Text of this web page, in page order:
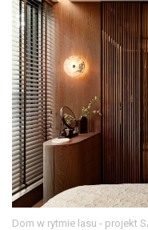
Dom w rytmie lasu - projekt